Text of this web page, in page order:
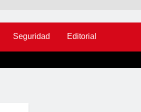
Seguridad Editorial